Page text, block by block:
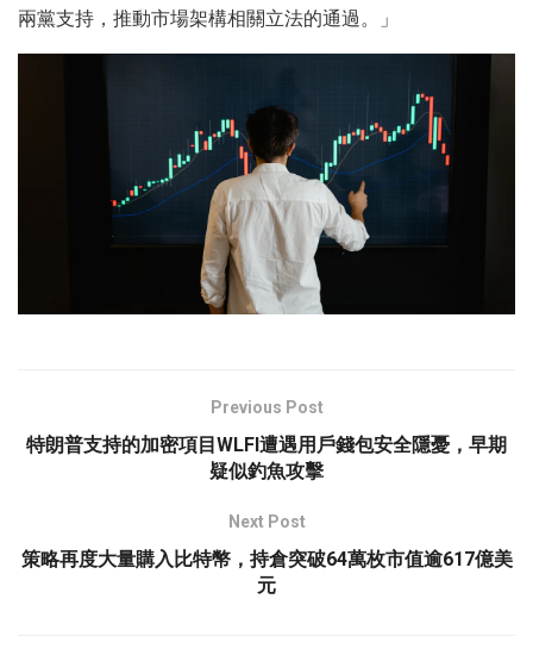
兩黨支持，推動市場架構相關立法的通過。」
Previous Post
特朗普支持的加密項目WLFI遭遇用戶錢包安全隱憂，早期
疑似釣魚攻擊
Next Post
策略再度大量購入比特幣，持倉突破64萬枚市值逾617億美
元